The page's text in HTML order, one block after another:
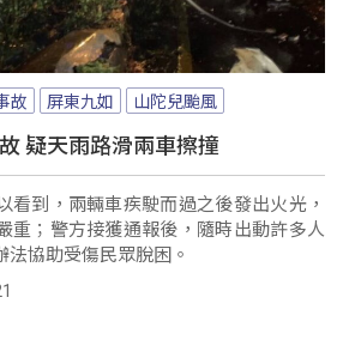
故 屏東九如 山陀兒颱風
疑天雨路滑兩車擦撞
看到，兩輛車疾駛而過之後發出火光，
重；警方接獲通報後，隨時出動許多人
法協助受傷民眾脫困。